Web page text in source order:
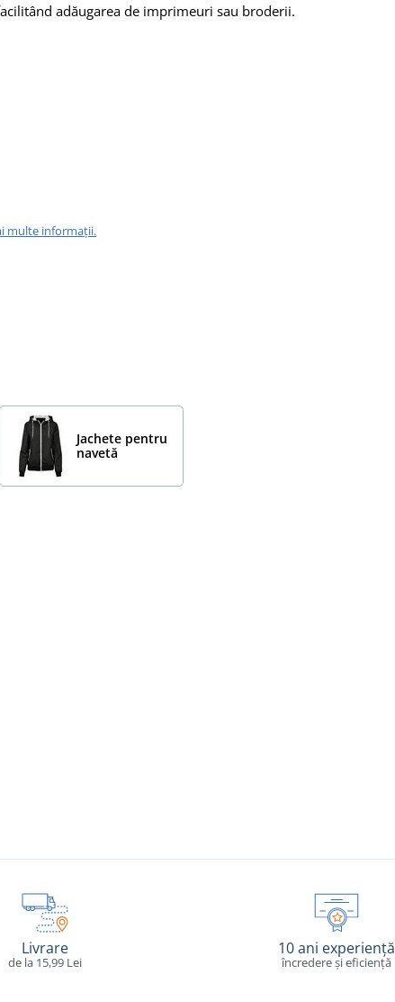
adăugarea de imprimeuri sau broderii.
multe informații.
Jachete pentru
navetă
Livrare
de la 15,99 Lei
10 ani experiență
încredere și eficiență